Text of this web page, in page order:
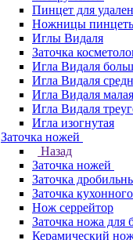
Пинцет для
Ножницы
Иглы Видаля
Заточка
Игла Видаля
Игла Видаля
Игла Видаля малая
Игла Видаля
Игла изогнутая
Заточка ножей
Назад
Заточка ножей
Заточка
Заточка
Нож серрейтор
Заточка ножа для
Керамический